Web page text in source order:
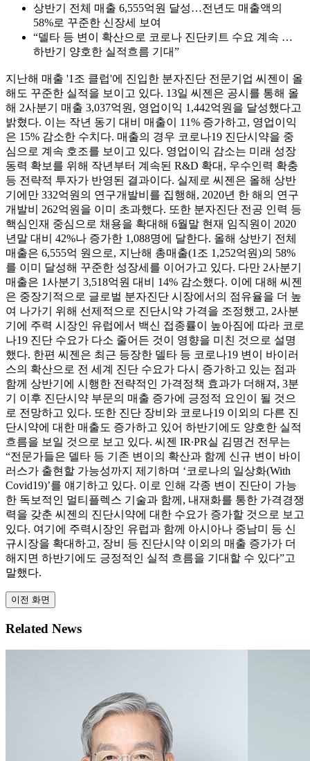
상반기 전체 매출 6,555억원 달성…전년도 매출액의
58%로 꾸준한 신장세 보여
“델타 등 변이 확산으로 코로나 진단키트 수요 계속 …
하반기 양호한 실적흐름 기대”
지난해 매출 '1조 클럽'에 진입한 분자진단 전문기업 씨젠이 올
해도 꾸준한 실적을 보이고 있다. 13일 씨젠은 공시를 통해 올
해 2사분기 매출 3,037억원, 영업이익 1,442억원을 달성했다고
밝혔다. 이는 작년 동기 대비 매출이 11% 증가하고, 영업이익
은 15% 감소한 수치다. 매출의 경우 코로나19 진단시약을 중
심으로 계속 호조를 보이고 있다. 영업이익 감소는 미래 성장
동력 확보를 위해 작년부터 계속된 R&D 확대, 우수인력 확충
등 전략적 투자가 반영된 결과이다. 실제로 씨젠은 올해 상반
기에만 332억원의 연구개발비를 집행해, 2020년 한 해의 연구
개발비 262억원을 이미 초과했다. 또한 분자진단 전공 인력 등
핵심인재 중심으로 채용을 확대해 6월말 현재 임직원이 2020
년말 대비 42%나 증가한 1,088명에 달한다. 올해 상반기 전체
매출은 6,555억 원으로, 지난해 총매출(1조 1,252억원)의 58%
를 이미 달성해 꾸준한 성장세를 이어가고 있다. 다만 2사분기
매출은 1사분기 3,518억원 대비 14% 감소했다. 이에 대해 씨젠
은 중장기적으로 글로벌 분자진단 시장에서의 점유율을 더 높
여 나가기 위해 선제적으로 진단시약 가격을 조정했고, 2사분
기에 주력 시장인 유럽에서 백신 접종률이 높아짐에 따라 코로
나19 진단 수요가 다소 줄어든 것이 영향을 미친 것으로 설명
했다. 한편 씨젠은 최근 등장한 델타 등 코로나19 변이 바이러
스의 확산으로 전 세계 진단 수요가 다시 증가하고 있는 점과
함께 상반기에 시행한 전략적인 가격정책 효과가 더해져, 3분
기 이후 진단시약 부문의 매출 증가에 긍정적 요인이 될 것으
로 전망하고 있다. 또한 진단 장비와 코로나19 이외의 다른 진
단시약에 대한 매출도 증가하고 있어 하반기에도 양호한 실적
흐름을 보일 것으로 보고 있다. 씨젠 IR∙PR실 김명건 전무는
“전문가들은 델타 등 기존 변이의 확산과 함께 신규 변이 바이
러스가 출현할 가능성까지 제기하며 ‘코로나의 일상화(With
Covid19)’를 얘기하고 있다. 이로 인해 각종 변이 진단이 가능
한 독보적인 멀티플렉스 기술과 함께, 내재화를 통한 가격경쟁
력을 갖춘 씨젠의 진단시약에 대한 수요가 증가할 것으로 보고
있다. 여기에 주력시장인 유럽과 함께 아시아나 중남미 등 신
규시장을 확대하고, 장비 등 진단시약 이외의 매출 증가가 더
해지면 하반기에도 긍정적인 실적 흐름을 기대할 수 있다”고
말했다.
이전 화면
Related News